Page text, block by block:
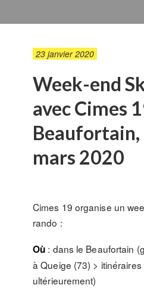
23 janvier 2020
Week-end
avec Cimes
Beaufortain,
mars 2020
Cimes 19 organise un
rando :
Où : dans le Beaufortain
à Queige (73) >
ultérieurement)